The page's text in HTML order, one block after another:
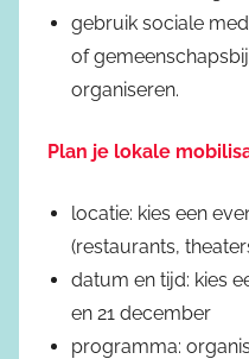
gebruik sociale
of
organiseren.
Plan je lokale
locatie: kies een
(restaurants,
datum en tijd: kies
en 21 december
programma: